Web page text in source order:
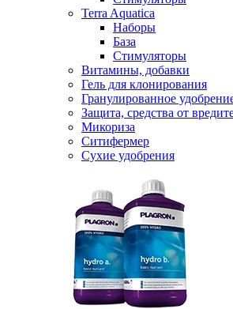
Terra Aquatica
Наборы
База
Стимуляторы
Витамины, добавки
Гель для клонирования
Гранулированное
Защита, средства от
Микориза
Ситифермер
Сухие удобрения